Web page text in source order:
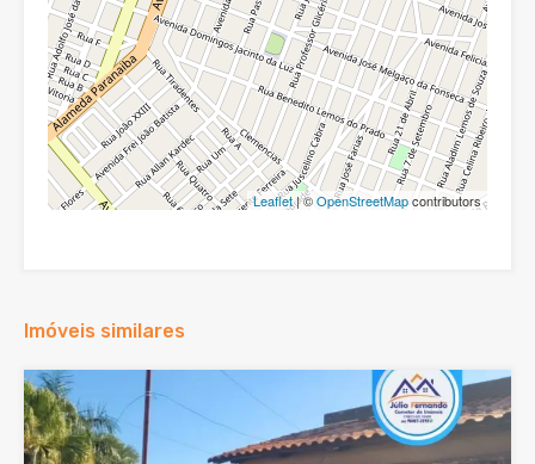
Leaflet| ©OpenStreetMapcontributors
Imóveis similares